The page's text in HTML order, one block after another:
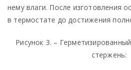
нему влаги. После изготовления
в термостате до достижения
Рисунок 3. –
стержень: